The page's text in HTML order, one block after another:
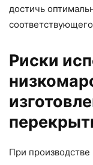
достичь
Риски
При